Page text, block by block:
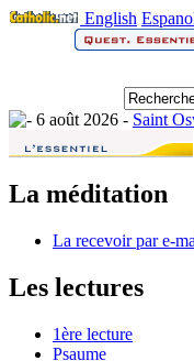
English
6 août 2026 - Saint
La méditation
La recevoir par e-
Les lectures
1ère lecture
Psaume